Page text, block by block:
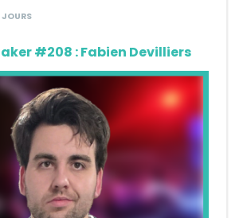
JOURS
#208 : Fabien Devilliers